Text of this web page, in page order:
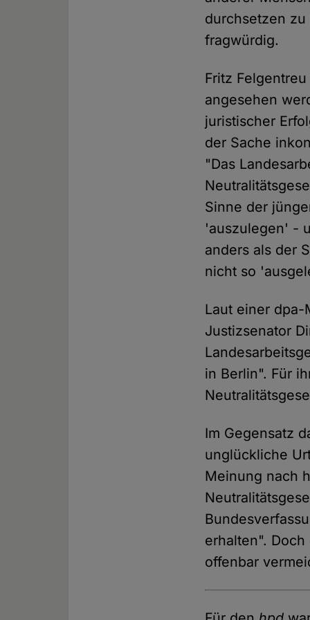
durchsetzen
fragwürdig.
Fritz
angesehen
juristischer
der Sache
"Das
Sinne der
'auszulegen' -
anders als der
nicht so
Laut einer
Justizsenator
in Berlin". Für
Im Gegensatz
unglückliche
Meinung nach
erhalten".
offenbar